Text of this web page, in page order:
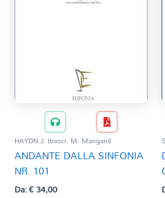
HAYDN J. (trascr. M. Mangani)
ANDANTE DALLA SINFONIA
NR. 101
Da:€34,00